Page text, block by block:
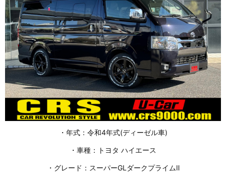
・年式：令和4年式(ディーゼル車)
・車種：トヨタ ハイエース
・グレード：スーパーGLダークプライムⅡ